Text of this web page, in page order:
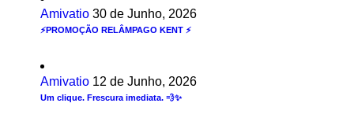
Amivatio 30 de Junho, 2026
⚡PROMOÇÃO RELÂMPAGO KENT ⚡
Amivatio 12 de Junho, 2026
Um clique. Frescura imediata. 💨✨